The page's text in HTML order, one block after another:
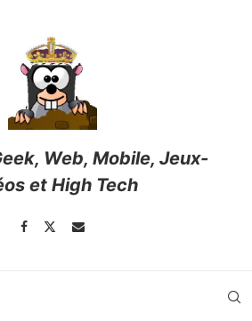
Web, Mobile, Jeux-
et High Tech